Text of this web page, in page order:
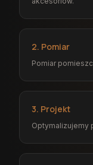
2. Pomiar
Pomiar
3. Projekt
Optymalizujemy